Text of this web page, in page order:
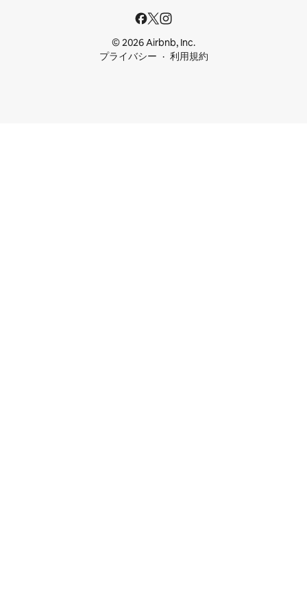
© 2026 Airbnb, Inc.
プライバシー
利用規約